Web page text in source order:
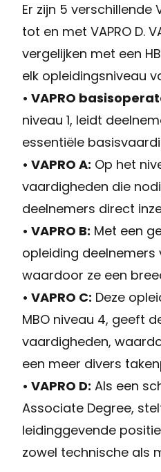
Er zijn 5 verschillende
tot en met VAPRO D.
vergelijken met een
elk opleidingsniveau
• VAPRO
niveau 1, leidt
essentiële
• VAPRO A: Op het
vaardigheden die
deelnemers direct
• VAPRO B: Met een
opleiding deelnemers
waardoor ze een
• VAPRO C: Deze
MBO niveau 4, geeft
vaardigheden,
een meer divers
• VAPRO D: Als een
Associate Degree,
leidinggevende
zowel technische als